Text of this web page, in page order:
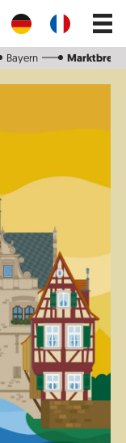
Main
Bayern Marktbreit